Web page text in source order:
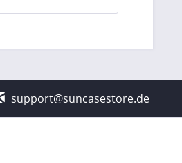
support@suncasestore.de